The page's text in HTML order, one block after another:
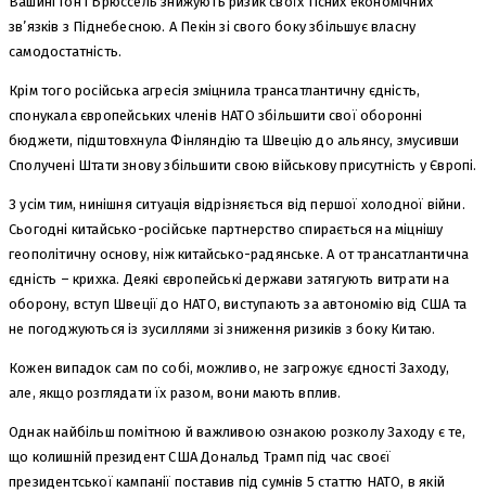
зв’язків з Піднебесною. А Пекін зі свого боку збільшує власну
самодостатність.
Крім того російська агресія зміцнила трансатлантичну єдність,
спонукала європейських членів НАТО збільшити свої оборонні
бюджети, підштовхнула Фінляндію та Швецію до альянсу, змусивши
Сполучені Штати знову збільшити свою військову присутність у Європі.
З усім тим, нинішня ситуація відрізняється від першої холодної війни.
Сьогодні китайсько-російське партнерство спирається на міцнішу
геополітичну основу, ніж китайсько-радянське. А от трансатлантична
єдність – крихка. Деякі європейські держави затягують витрати на
оборону, вступ Швеції до НАТО, виступають за автономію від США та
не погоджуються із зусиллями зі зниження ризиків з боку Китаю.
Кожен випадок сам по собі, можливо, не загрожує єдності Заходу,
але, якщо розглядати їх разом, вони мають вплив.
Однак найбільш помітною й важливою ознакою розколу Заходу є те,
що колишній президент США Дональд Трамп під час своєї
президентської кампанії поставив під сумнів 5 статтю НАТО, в якій